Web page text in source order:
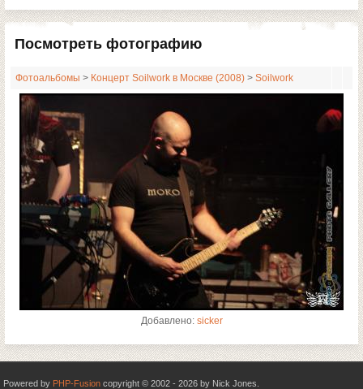
Посмотреть фотографию
Фотоальбомы > Концерт Soilwork в Москве (2008) > Soilwork
Добавлено: sicker
Powered by PHP-Fusion copyright © 2002 - 2026 by Nick Jones.